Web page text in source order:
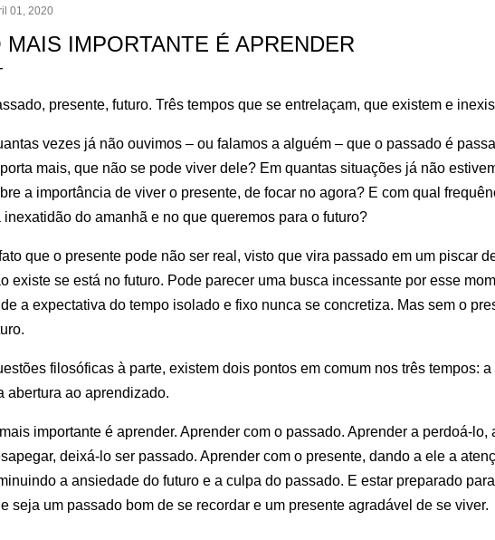
01, 2020
MAIS IMPORTANTE É APRENDER
presente, futuro. Três tempos que se entrelaçam, que existem e
vezes já não ouvimos – ou falamos a alguém – que o passado é
mais, que não se pode viver dele? Em quantas situações já não
a importância de viver o presente, de focar no agora? E com qual
inexatidão do amanhã e no que queremos para o futuro?
que o presente pode não ser real, visto que vira passado em um piscar
existe se está no futuro. Pode parecer uma busca incessante por esse
a expectativa do tempo isolado e fixo nunca se concretiza. Mas sem o
filosóficas à parte, existem dois pontos em comum nos três tempos:
abertura ao aprendizado.
importante é aprender. Aprender com o passado. Aprender a perdoá-lo,
deixá-lo ser passado. Aprender com o presente, dando a ele a
a ansiedade do futuro e a culpa do passado. E estar preparado
seja um passado bom de se recordar e um presente agradável de se viver.